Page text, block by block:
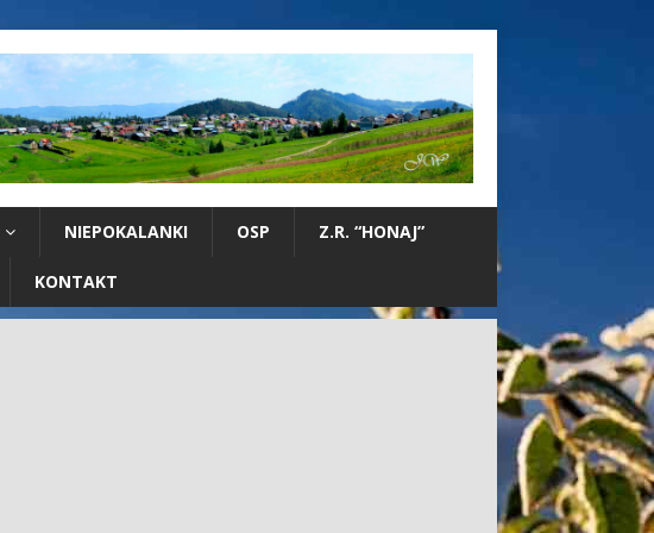
NIEPOKALANKI OSP Z.R. “HONAJ”
KONTAKT